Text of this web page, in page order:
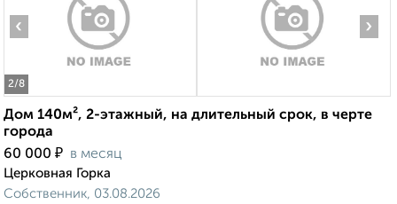
2/8
‹ ›
Дом 140м², 2-этажный, на длительный срок, в черте
города
60 000 ₽ в месяц
Церковная Горка
Собственник, 03.08.2026